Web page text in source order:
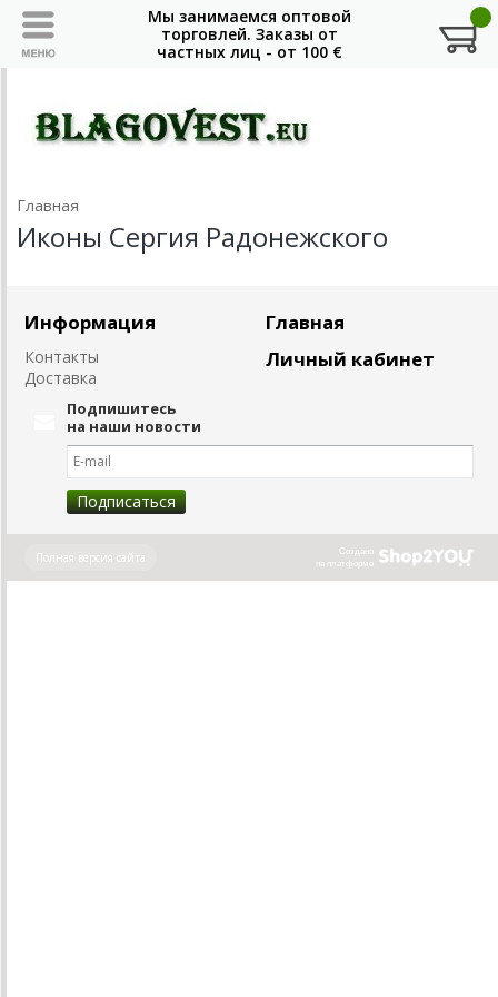
Главная
Иконы Сергия Радонежского
Информация
Контакты
Доставка
Главная
Личный кабинет
Подпишитесь
на наши новости
Создано
на платформе
Полная версия сайта